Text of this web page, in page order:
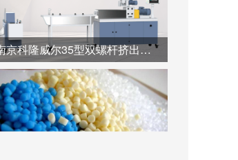
南京科隆威尔35型双螺杆挤出机：60:1.帮助全降解材料高价值造粒的专业超长径比解决方案。